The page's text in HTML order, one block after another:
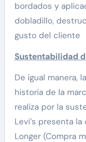
bordados y
dobladillo,
gusto del cliente
Sustentabilidad
De igual manera,
historia de la
realiza por la
Levi’s presenta
Longer (Compra